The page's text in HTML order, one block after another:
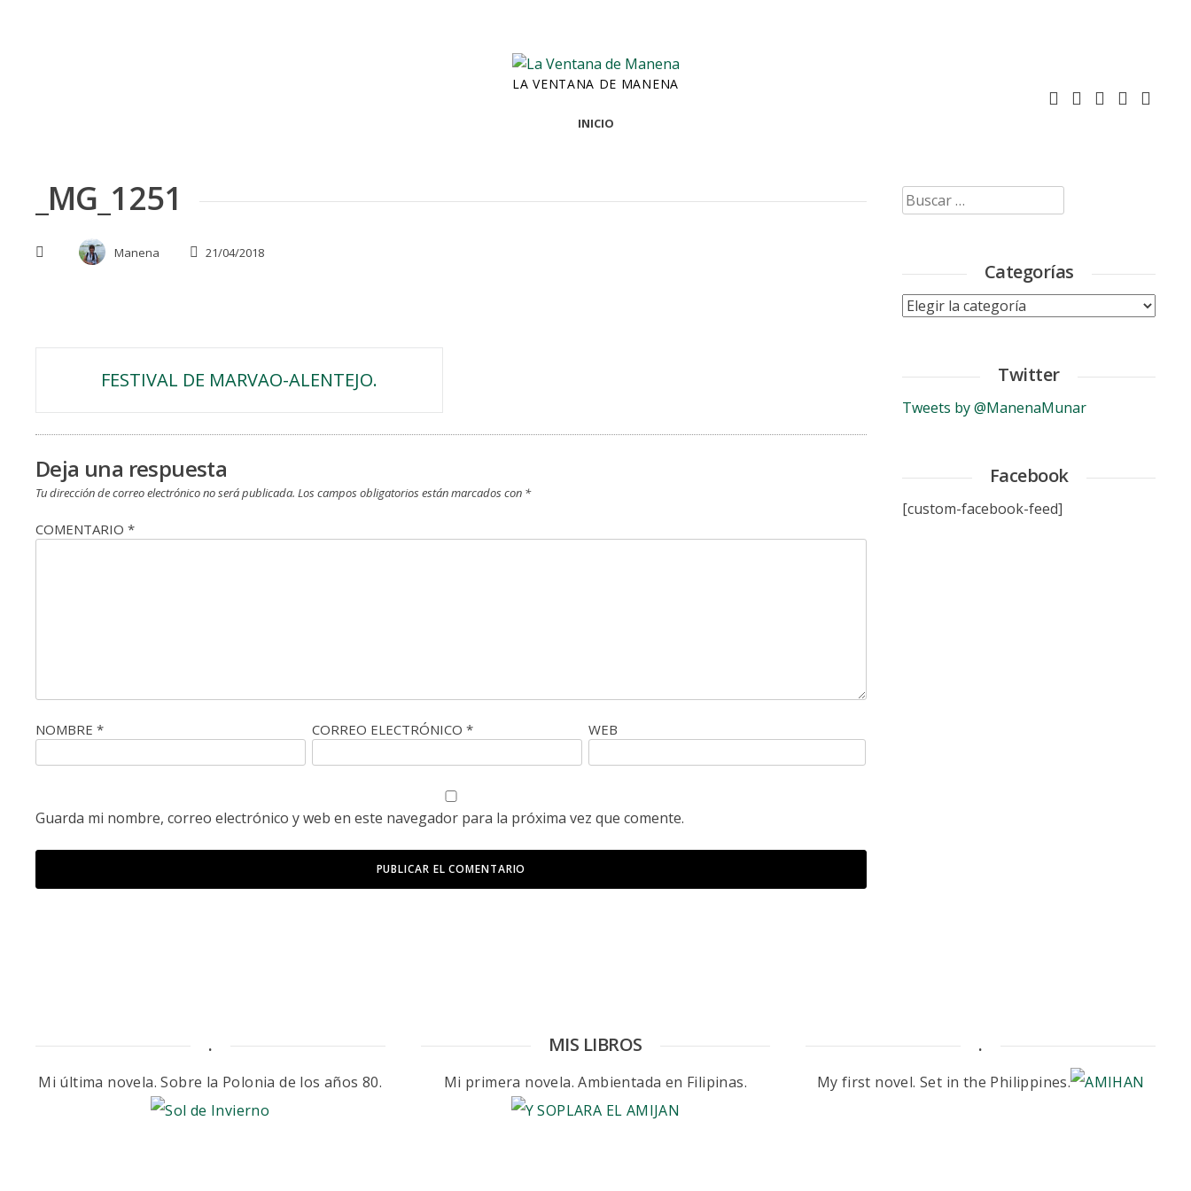
LA VENTANA DE MANENA
INICIO
_MG_1251
Manena 21/04/2018
Navegación
de
entradas
FESTIVAL DE MARVAO-ALENTEJO.
Deja una respuesta
Tu dirección de correo electrónico no será publicada. Los campos obligatorios están marcados con *
COMENTARIO *
NOMBRE * CORREO ELECTRÓNICO* WEB
Guarda mi nombre, correo electrónico y web en este navegador para la próxima vez que comente.
Buscar:
Categorías
Categorías
Twitter
Tweets by @ManenaMunar
Facebook
[custom-facebook-feed]
.
Mi última novela. Sobre la Polonia de los años 80.
MIS LIBROS
Mi primera novela. Ambientada en Filipinas.
.
My first novel. Set in the Philippines.